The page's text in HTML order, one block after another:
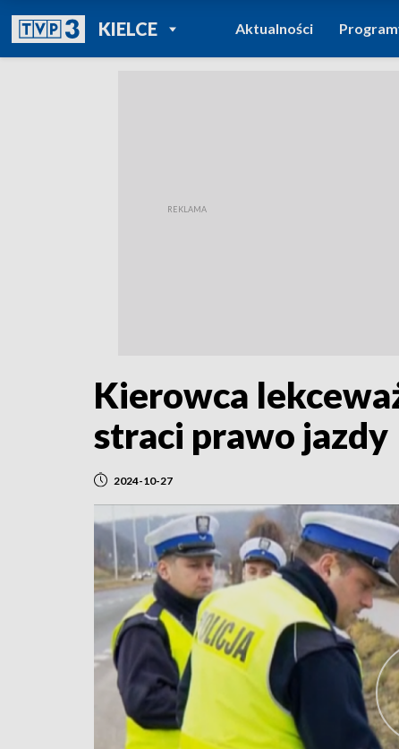
KIELCEPOWRÓT DO
TVP REGIONY
Aktualności
Kierowca
straci prawo jazdy
2024-10-27